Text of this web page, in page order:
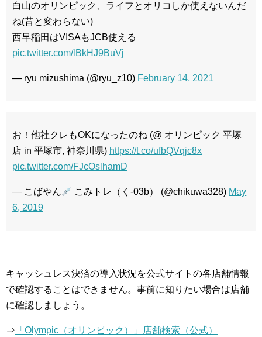
白山のオリンピック、ライフとオリコしか使えないんだ
ね(昔と変わらない)
西早稲田はVISAもJCB使える
pic.twitter.com/lBkHJ9BuVj
— ryu mizushima (@ryu_z10) February 14, 2021
お！他社クレもOKになったのね (@ オリンピック 平塚
店 in 平塚市, 神奈川県) https://t.co/ufbQVqjc8x
pic.twitter.com/FJcOslhamD
— こばやん こみトレ（く-03b） (@chikuwa328) May
6, 2019
キャッシュレス決済の導入状況を公式サイトの各店舗情報
で確認することはできません。事前に知りたい場合は店舗
に確認しましょう。
⇒ 「Olympic（オリンピック）」店舗検索（公式）